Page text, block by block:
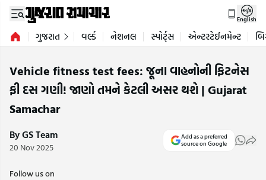
English
ગુજરાત વર્લ્ડ નેશનલ સ્પોર્ટ્સ એન્ટરટેઈનમેન્ટ
Vehicle fitness test fees: જૂના વાહનોની ફિટનેસ
ફી દસ ગણી! જાણો તમને કેટલી અસર થશે | Gujarat
Samachar
By GS Team
20 Nov 2025
Add as a preferred
source on Google
Follow us on